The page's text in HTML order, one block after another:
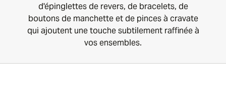
d'épinglettes de revers, de bracelets, de
boutons de manchette et de pinces à cravate
qui ajoutent une touche subtilement raffinée à
vos ensembles.